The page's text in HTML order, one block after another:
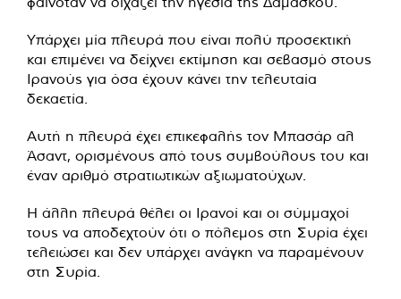
Υπάρχει μία πλευρά που είναι πολύ προσεκτική
και επιμένει να δείχνει εκτίμηση και σεβασμό στους
Ιρανούς για όσα έχουν κάνει την τελευταία
δεκαετία.
Αυτή η πλευρά έχει επικεφαλής τον Μπασάρ αλ
Άσαντ, ορισμένους από τους συμβούλους του και
έναν αριθμό στρατιωτικών αξιωματούχων.
Η άλλη πλευρά θέλει οι Ιρανοί και οι σύμμαχοί
τους να αποδεχτούν ότι ο πόλεμος στη Συρία έχει
τελειώσει και δεν υπάρχει ανάγκη να παραμένουν
στη Συρία.